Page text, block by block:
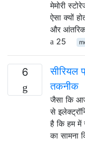
मेमोरी
ऐसा क्यों
और
25
6
सीरियल
तकनीक
जैसा कि
से
है कि हम
का सामना